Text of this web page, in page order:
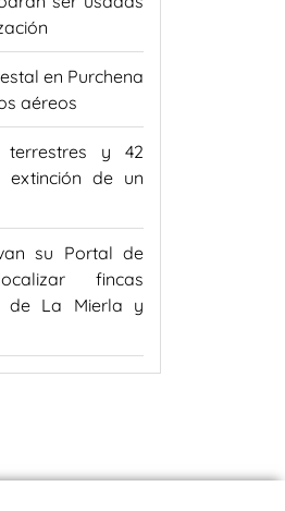
en Purchena
aéreos
y 42
de un
su Portal de
fincas
de La Mierla y